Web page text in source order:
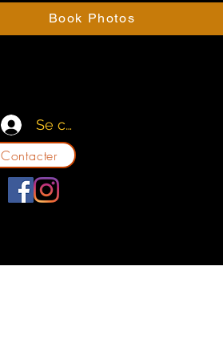
Book Photos
Se connecter
Contacter